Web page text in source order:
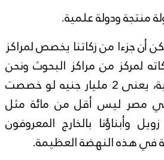
منتجة ودولة علمية.
أن جزءا من زكاتنا يخصص لمراكز
لمركز من مراكز البحوث ونحن
عندنا 20 مليار جنيه زكاة جمهورية مصر العربية، يعنى 2 مليار جنيه لو خصصت
في مصر ليس أقل من مائة مثل
وأبناؤنا بالخارج المعروفون
في هذه النهضة العظيمة.